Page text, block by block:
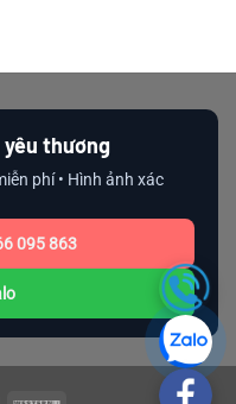
thương
phí • Hình ảnh xác
095 863